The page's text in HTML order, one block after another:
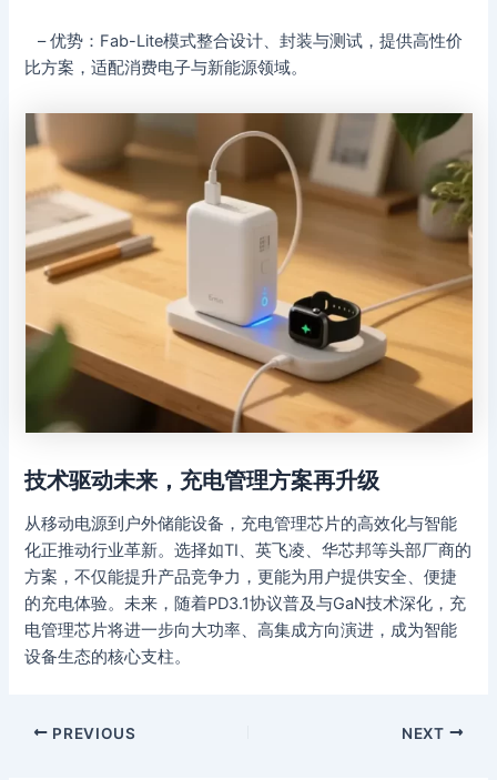
– 优势：Fab-Lite模式整合设计、封装与测试，提供高性价
比方案，适配消费电子与新能源领域。
技术驱动未来，充电管理方案再升级
从移动电源到户外储能设备，充电管理芯片的高效化与智能
化正推动行业革新。选择如TI、英飞凌、华芯邦等头部厂商的
方案，不仅能提升产品竞争力，更能为用户提供安全、便捷
的充电体验。未来，随着PD3.1协议普及与GaN技术深化，充
电管理芯片将进一步向大功率、高集成方向演进，成为智能
设备生态的核心支柱。
PREVIOUS NEXT